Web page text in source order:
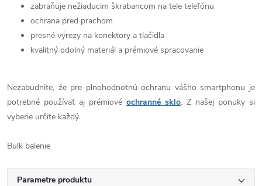
zabraňuje nežiaducim škrabancom na tele telefónu
ochrana pred prachom
presné výrezy na konektory a tlačidla
kvalitný odolný materiál a prémiové spracovanie
Nezabudnite, že pre plnohodnotnú ochranu vášho smartphonu je
potrebné používať aj prémiové ochranné sklo. Z našej ponuky si
vyberie určite každý.
Bulk balenie
Parametre produktu